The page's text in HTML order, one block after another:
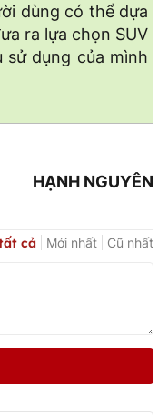
dùng có thể dựa
ra lựa chọn SUV
dụng của mình
HẠNH NGUYÊN
cả Mới nhất Cũ nhất